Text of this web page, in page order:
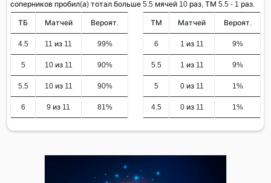
соперников пробил(а) тотал больше 5.5 мячей 10 раз, ТМ 5.5 - 1 раз.
ТБ Матчей Вероят.
4.5 11 из 11 99%
5 10 из 11 90%
5.5 10 из 11 90%
6 9 из 11 81%
ТМ Матчей Вероят.
6 1 из 11 9%
5.5 1 из 11 9%
5 0 из 11 1%
4.5 0 из 11 1%